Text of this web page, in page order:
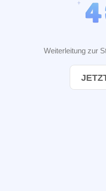
Weiterleitung zur